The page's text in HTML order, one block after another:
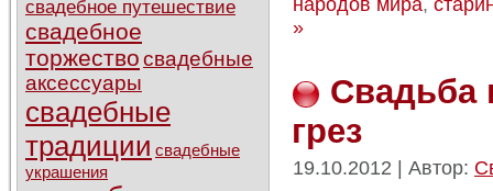
свадебное путешествие
свадебное
торжествосвадебные
аксессуары
свадебные
традиции свадебные
украшения
народов мира,
»
Свадьба
грез
19.10.2012 | Автор: